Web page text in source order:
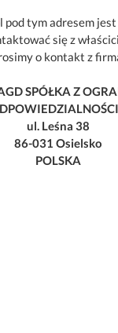
tym adresem
się z
o kontakt z
SPÓŁKA Z
ul. Leśna 38
86-031 Osielsko
POLSKA